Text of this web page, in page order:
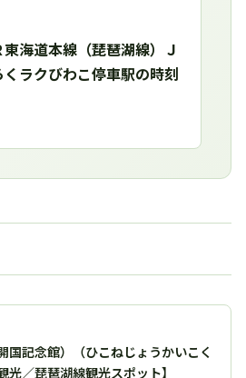
海道本線（琵琶湖線）Ｊ
ラクびわこ停車駅の時刻
国記念館）（ひこねじょうかいこく
光／琵琶湖線観光スポット】